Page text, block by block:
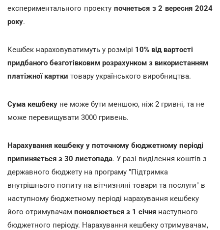
експериментального проекту почнеться з 2 вересня 2024
року.
Кешбек нараховуватимуть у розмірі 10% від вартості
придбаного безготівковим розрахунком з використанням
платіжної картки товару українського виробництва.
Сума кешбеку не може бути меншою, ніж 2 гривні, та не
може перевищувати 3000 гривень.
Нарахування кешбеку у поточному бюджетному періоді
припиняється з 30 листопада. У разі виділення коштів з
державного бюджету на програму "Підтримка
внутрішнього попиту на вітчизняні товари та послуги" в
наступному бюджетному періоді нарахування кешбеку
його отримувачам поновлюється з 1 січня наступного
бюджетного періоду. Нарахування кешбеку отримувачам,